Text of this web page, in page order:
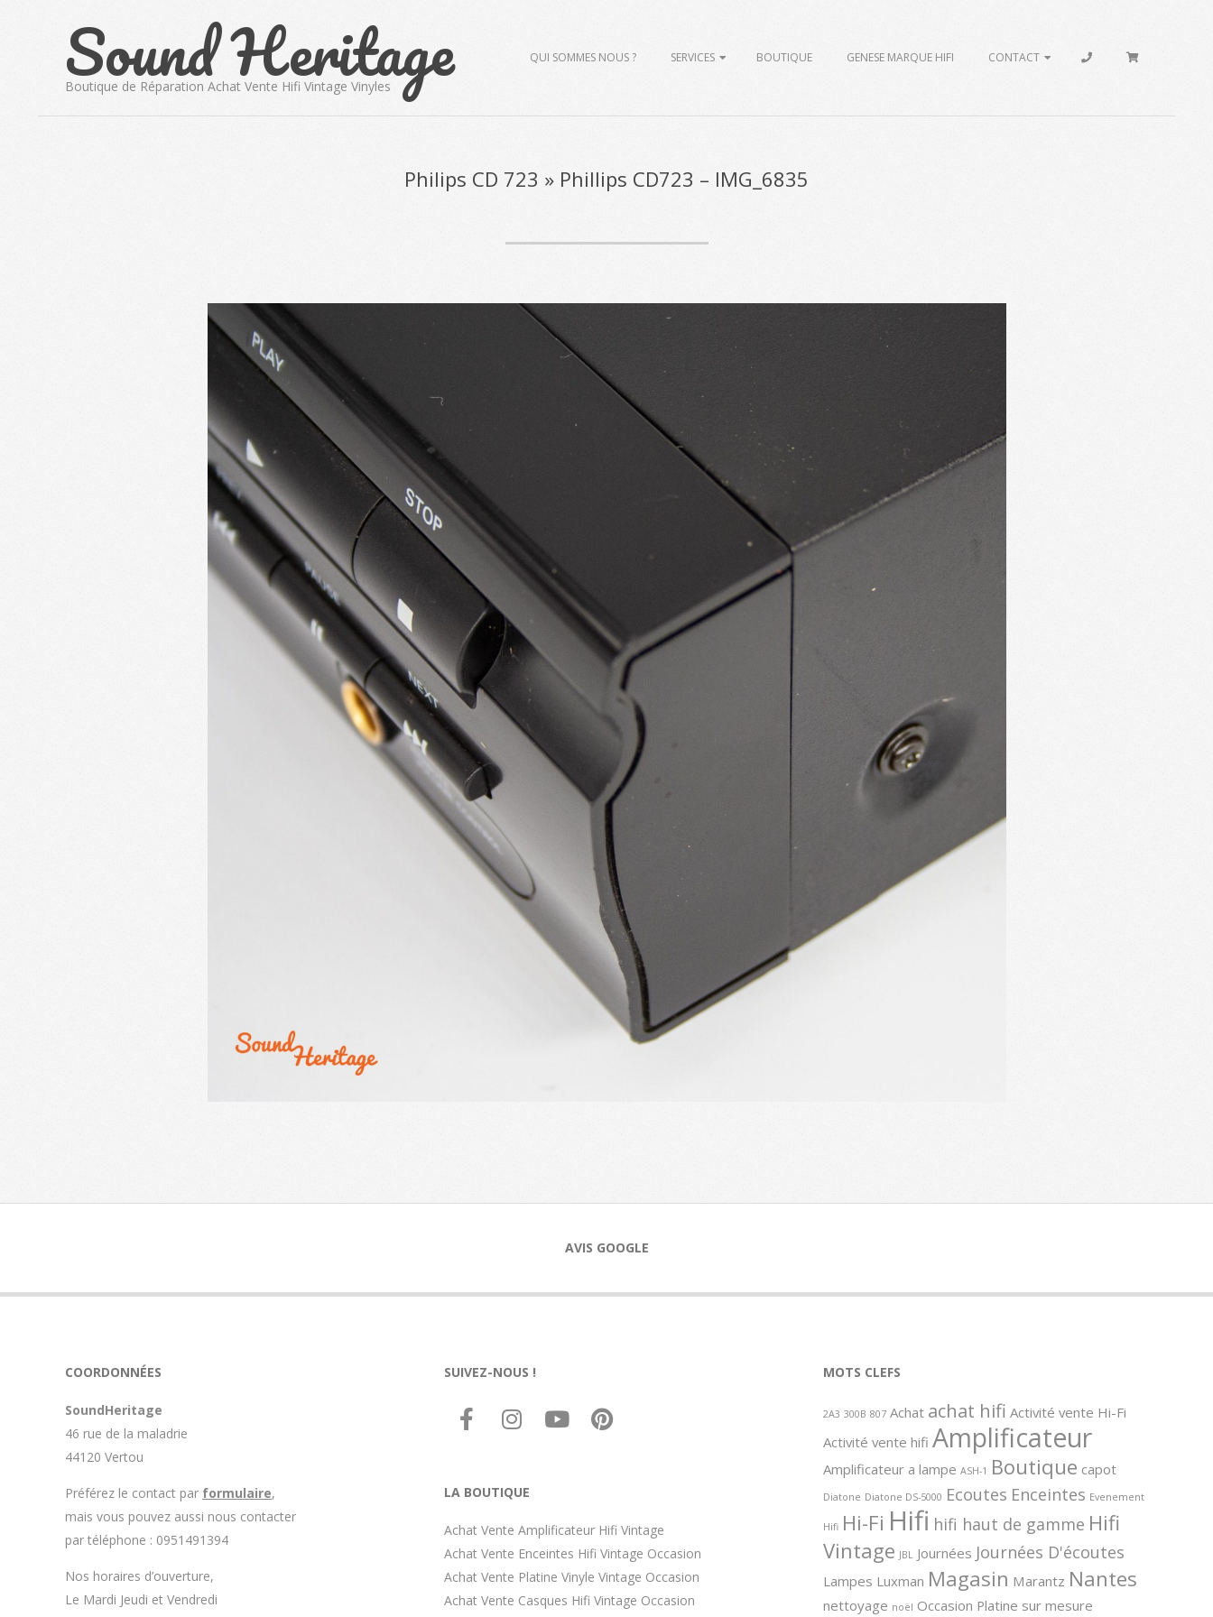
Sound Heritage
Boutique de Réparation Achat Vente Hifi Vintage Vinyles
PrimaryQUI SOMMES NOUS ? SERVICES BOUTIQUE GENESE MARQUE HIFI CONTACT
Philips CD 723 » Phillips CD723 – IMG_6835
05-
AVIS GOOGLE
COORDONNÉES
SoundHeritage
46 rue de la maladrie
44120 Vertou
Préférez le contact par formulaire,
mais vous pouvez aussi nous contacter
par téléphone : 0951491394
Nos horaires d’ouverture,
Le Mardi Jeudi et Vendredi
SUIVEZ-NOUS !
LA BOUTIQUE
Achat Vente Amplificateur Hifi Vintage
Achat Vente Enceintes Hifi Vintage Occasion
Achat Vente Platine Vinyle Vintage Occasion
Achat Vente Casques Hifi Vintage Occasion
MOTS CLEFS
2A3 300B 807 Achat achat hifi Activité vente Hi-Fi
Activité vente hifi Amplificateur
Amplificateur a lampe ASH-1 Boutique capot
Diatone Diatone DS-5000 Ecoutes Enceintes Evenement
Hifi Hi-Fi Hifi hifi haut de gamme Hifi
Vintage JBL Journées Journées D'écoutes
Lampes Luxman Magasin Marantz Nantes
nettoyage noël Occasion Platine sur mesure